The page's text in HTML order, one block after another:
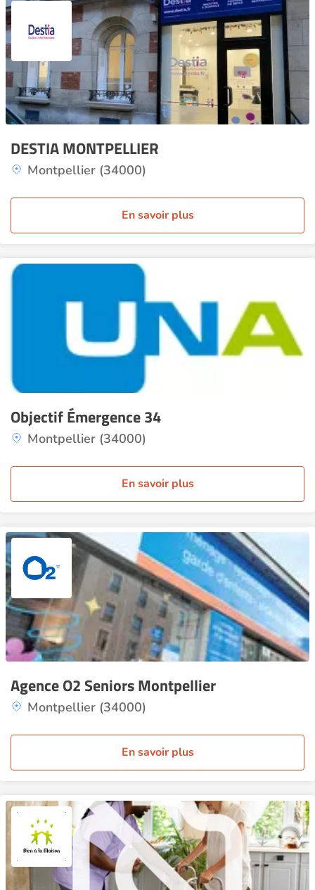
DESTIA MONTPELLIER
Montpellier (34000)
En savoir plus
Objectif Émergence 34
Montpellier (34000)
En savoir plus
Agence O2 Seniors Montpellier
Montpellier (34000)
En savoir plus